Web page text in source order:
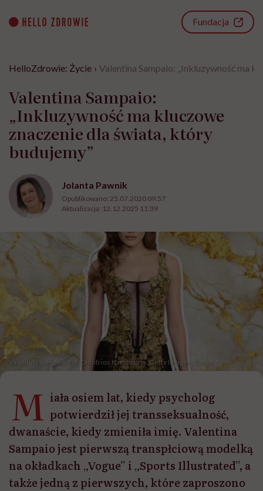
content
Fundacja
HelloZdrowie: Życie › Valentina Sampaio: „Inkluzywność ma
Valentina Sampaio:
„Inkluzywność ma kluczowe
znaczenie dla świata, który
budujemy”
Jolanta Pawnik
Opublikowano: 25.07.2020 09:57
Aktualizacja: 12.12.2025 11:39
Valentina Sampaio /fot. Dimitrios Kambouris, Getty Images; Canva
M iała osiem lat, kiedy psycholog
potwierdził jej transseksualność,
dwanaście, kiedy zmieniła imię. Valentina
Sampaio jest pierwszą transpłciową modelką
na okładkach „Vogue” i „Sports Illustrated”, a
także jedną z pierwszych, które zaproszono